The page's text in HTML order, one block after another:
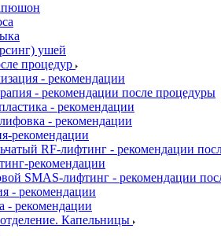
ушей
процедур
- рекомендации
- рекомендации после процедуры
- рекомендации
- рекомендации
рекомендации
RF-лифтинг - рекомендации
рекомендации
SMAS-лифтинг - рекомендации
- рекомендации
- рекомендации
Капельницы